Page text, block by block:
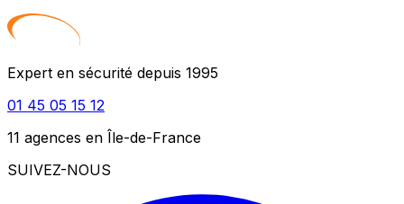
Expert en sécurité depuis 1995
01 45 05 15 12
11 agences en Île-de-France
SUIVEZ-NOUS